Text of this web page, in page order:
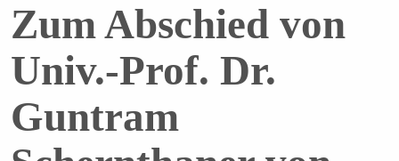
Zum Abschied von
Univ.-Prof. Dr.
Guntram